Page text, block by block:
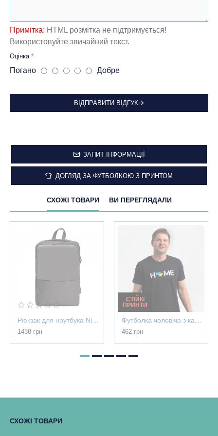
Примітка: HTML розмітка не підтримується!
Використовуйте звичайний текст.
Оцінка
Погано Добре
ВІДПРАВИТИ ВІДГУК
ЗАПИТ ІНФОРМАЦІЇ
ДОГЛЯД ЗА ФУТБОЛКОЮ З ПРИНТОМ
СХОЖІ ТОВАРИ ВИ ПЕРЕГЛЯДАЛИ
1438 грн
СТІЙКІ
ПРИНТИ
462 грн
СХОЖІ ТОВАРИ